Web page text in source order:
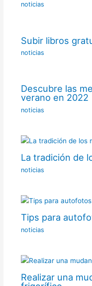
noticias
Subir libros
noticias
Descubre las
verano en 2022
noticias
La tradición de
noticias
Tips para
noticias
Realizar una